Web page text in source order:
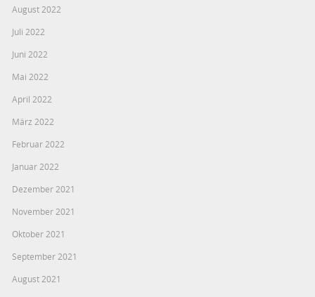
August 2022
Juli 2022
Juni 2022
Mai 2022
April 2022
März 2022
Februar 2022
Januar 2022
Dezember 2021
November 2021
Oktober 2021
September 2021
August 2021